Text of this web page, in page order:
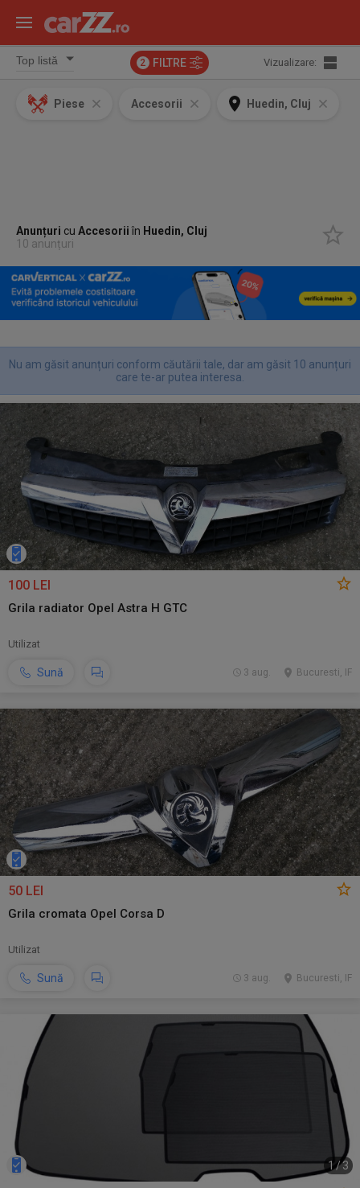
2 FILTRE Vizualizare:
Piese Accesorii Huedin, Cluj
Anunțuri cuAccesoriiîn Huedin, Cluj
10 anunțuri
Nu am găsit anunțuri conform căutării tale, dar am găsit 10 anunțuri
care te-ar putea interesa.
100 LEI
Grila radiator Opel Astra H GTC
Utilizat
Sună Bucuresti, IF
3 aug.
50 LEI
Grila cromata Opel Corsa D
Utilizat
Sună Bucuresti, IF
3 aug.
1 /3